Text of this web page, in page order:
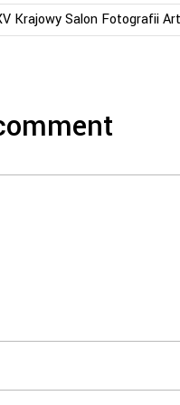
Krajowy Salon Fotografii